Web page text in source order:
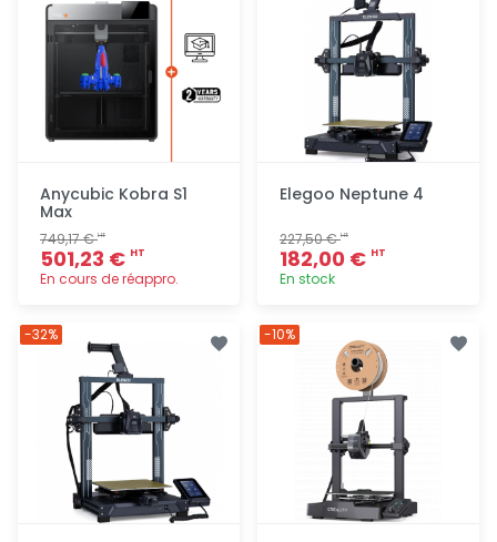
Anycubic Kobra S1
Max
749,17 €HT
501,23 € HT
En cours de réappro.
Elegoo Neptune 4
227,50 €HT
182,00 € HT
En stock
rapide
-32% -10%